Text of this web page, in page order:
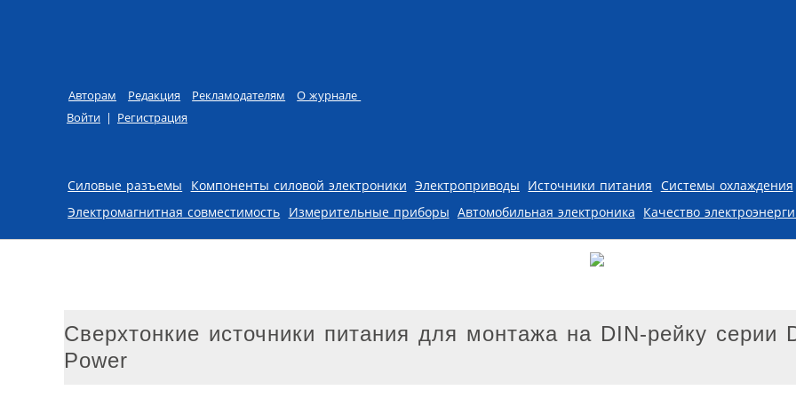
Авторам Редакция Рекламодателям
О журнале
Войти | Регистрация
Skip to content
Силовые разъемы Компоненты силовой электроники Электроприводы Источники питания Системы охлаждения
Электромагнитная совместимость Измерительные приборы Автомобильная электроника Качество
Сверхтонкие источники питания для монтажа на DIN-рейку серии
Power